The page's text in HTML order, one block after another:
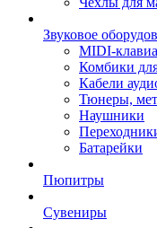
Звуковое
MIDI-
Комбики
Кабели
Тюнеры,
Наушники
Батарейки
Пюпитры
Сувениры